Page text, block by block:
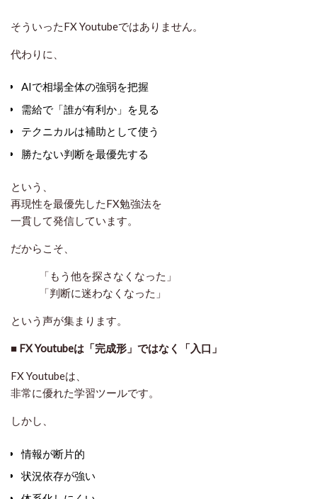
そういったFX Youtubeではありません。
代わりに、
AIで相場全体の強弱を把握
需給で「誰が有利か」を見る
テクニカルは補助として使う
勝たない判断を最優先する
という、
再現性を最優先したFX勉強法を
一貫して発信しています。
だからこそ、
「もう他を探さなくなった」
「判断に迷わなくなった」
という声が集まります。
■ FX Youtubeは「完成形」ではなく「入口」
FX Youtubeは、
非常に優れた学習ツールです。
しかし、
情報が断片的
状況依存が強い